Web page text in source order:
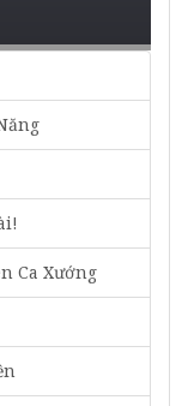
Ca Xướng